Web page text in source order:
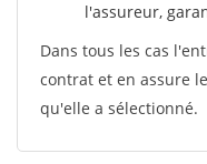
l'assureur,
Dans tous les cas
contrat et en assure
qu'elle a sélectionné.